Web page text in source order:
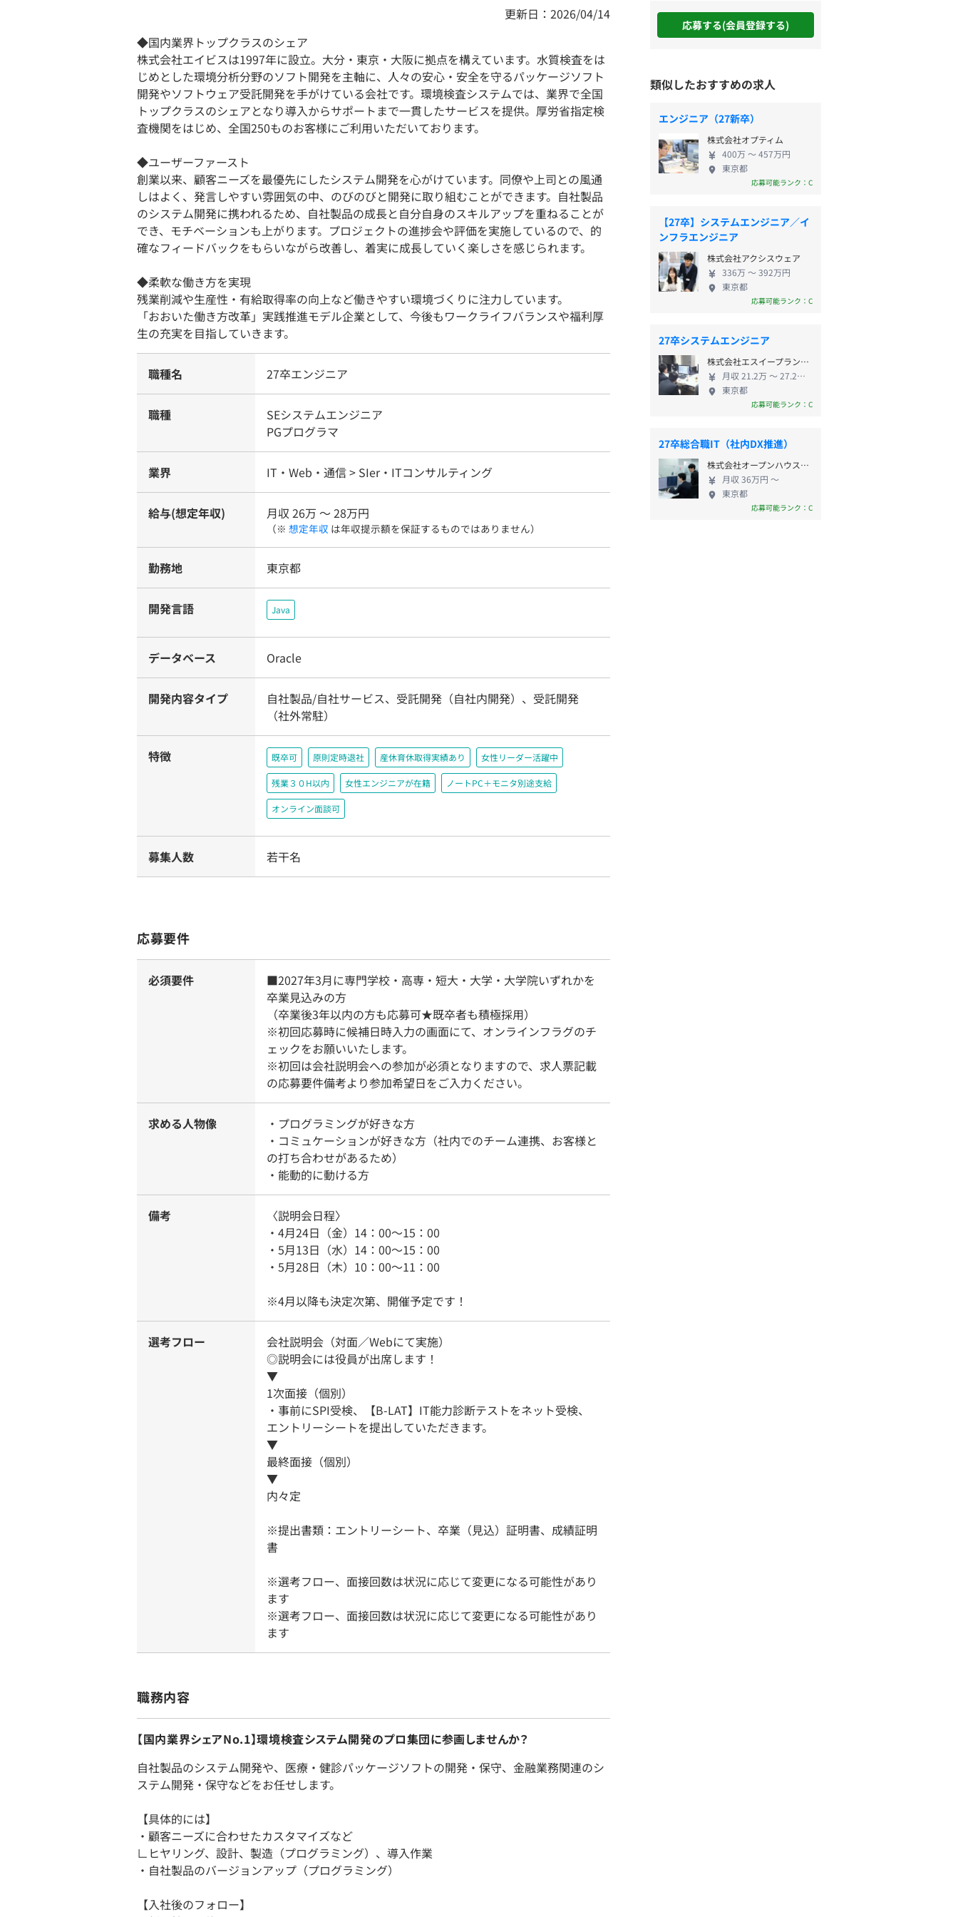
更新日：2026/04/14
◆国内業界トップクラスのシェア
株式会社エイビスは1997年に設立。大分・東京・大阪に拠点を構えています。水質検査をは
じめとした環境分析分野のソフト開発を主軸に、人々の安心・安全を守るパッケージソフト
開発やソフトウェア受託開発を手がけている会社です。環境検査システムでは、業界で全国
トップクラスのシェアとなり導入からサポートまで一貫したサービスを提供。厚労省指定検
査機関をはじめ、全国250ものお客様にご利用いただいております。
◆ユーザーファースト
創業以来、顧客ニーズを最優先にしたシステム開発を心がけています。同僚や上司との風通
しはよく、発言しやすい雰囲気の中、のびのびと開発に取り組むことができます。自社製品
のシステム開発に携われるため、自社製品の成長と自分自身のスキルアップを重ねることが
でき、モチベーションも上がります。プロジェクトの進捗会や評価を実施しているので、的
確なフィードバックをもらいながら改善し、着実に成長していく楽しさを感じられます。
◆柔軟な働き方を実現
残業削減や生産性・有給取得率の向上など働きやすい環境づくりに注力しています。
「おおいた働き方改革」実践推進モデル企業として、今後もワークライフバランスや福利厚
生の充実を目指していきます。
職種名 27卒エンジニア
職種
SEシステムエンジニア
PGプログラマ
業界 IT・Web・通信 > SIer・ITコンサルティング
給与(想定年収) 月収 26万 〜 28万円
（※ 想定年収 は年収提示額を保証するものではありません）
勤務地 東京都
開発言語 Java
データベース Oracle
開発内容タイプ
自社製品/自社サービス、受託開発（自社内開発）、受託開発
（社外常駐）
特徴 既卒可 原則定時退社 産休育休取得実績あり 女性リーダー活躍中
残業３０H以内 女性エンジニアが在籍 ノートPC＋モニタ別途支給
オンライン面談可
募集人数 若干名
応募要件
必須要件
■2027年3月に専門学校・高専・短大・大学・大学院いずれかを
卒業見込みの方
（卒業後3年以内の方も応募可★既卒者も積極採用）
※初回応募時に候補日時入力の画面にて、オンラインフラグのチ
ェックをお願いいたします。
※初回は会社説明会への参加が必須となりますので、求人票記載
の応募要件備考より参加希望日をご入力ください。
求める人物像
・プログラミングが好きな方
・コミュケーションが好きな方（社内でのチーム連携、お客様と
の打ち合わせがあるため）
・能動的に動ける方
備考
〈説明会日程〉
・4月24日（金）14：00～15：00
・5月13日（水）14：00～15：00
・5月28日（木）10：00～11：00
※4月以降も決定次第、開催予定です！
選考フロー
会社説明会（対面／Webにて実施）
◎説明会には役員が出席します！
▼
1次面接（個別）
・事前にSPI受検、【B-LAT】IT能力診断テストをネット受検、
エントリーシートを提出していただきます。
▼
最終面接（個別）
▼
内々定
※提出書類：エントリーシート、卒業（見込）証明書、成績証明
書
※選考フロー、面接回数は状況に応じて変更になる可能性があり
ます
※選考フロー、面接回数は状況に応じて変更になる可能性があり
ます
職務内容
【国内業界シェアNo.1】環境検査システム開発のプロ集団に参画しませんか？
自社製品のシステム開発や、医療・健診パッケージソフトの開発・保守、金融業務関連のシ
ステム開発・保守などをお任せします。
【具体的には】
・顧客ニーズに合わせたカスタマイズなど
∟ヒヤリング、設計、製造（プログラミング）、導入作業
・自社製品のバージョンアップ（プログラミング）
【入社後のフォロー】
応募する(会員登録する)
類似したおすすめの求人
エンジニア（27新卒）
株式会社オプティム
400万 〜 457万円
東京都
応募可能ランク：C
【27卒】システムエンジニア／イ
ンフラエンジニア
株式会社アクシスウェア
336万 〜 392万円
東京都
応募可能ランク：C
27卒システムエンジニア
株式会社エスイープランニング
月収 21.2万 〜 27.2万円
東京都
応募可能ランク：C
27卒総合職IT（社内DX推進）
株式会社オープンハウスグループ
月収 36万円 〜
東京都
応募可能ランク：C